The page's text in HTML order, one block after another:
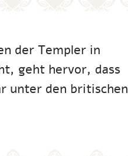
der Templer in
geht hervor, dass
unter den britischen